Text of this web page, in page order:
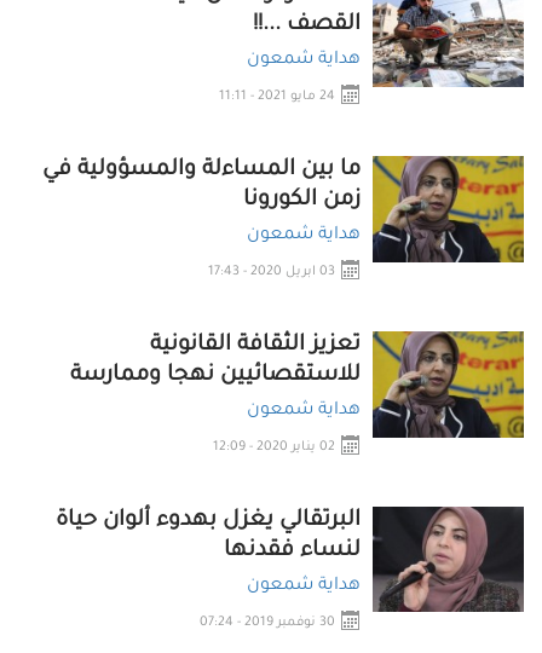
القصف ...!!
هداية شمعون
24 مايو 2021 - 11:11
ما بين المساءلة والمسؤولية في
زمن الكورونا
هداية شمعون
03 ابريل 2020 - 17:43
تعزيز الثقافة القانونية
للاستقصائيين نهجا وممارسة
هداية شمعون
02 يناير 2020 - 12:09
البرتقالي يغزل بهدوء ألوان حياة
لنساء فقدنها
هداية شمعون
30 نوفمبر 2019 - 07:24